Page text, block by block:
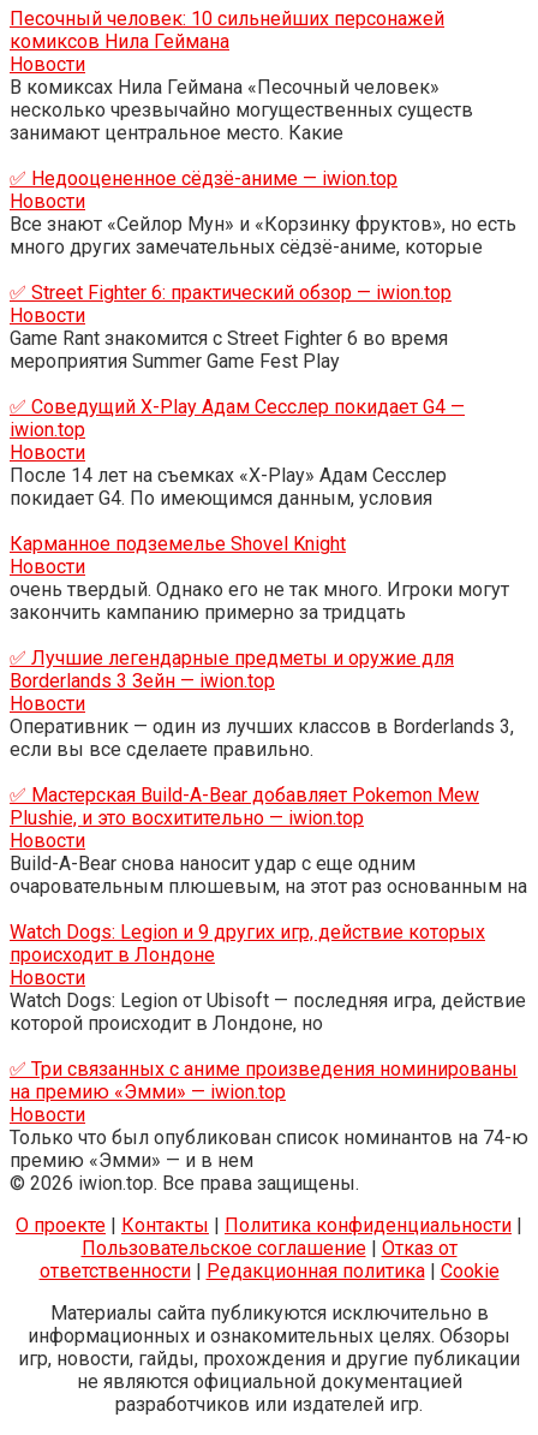
Песочный человек: 10 сильнейших персонажей
комиксов Нила Геймана
Новости
В комиксах Нила Геймана «Песочный человек»
несколько чрезвычайно могущественных существ
занимают центральное место. Какие
✅ Недооцененное сёдзё-аниме — iwion.top
Новости
Все знают «Сейлор Мун» и «Корзинку фруктов», но есть
много других замечательных сёдзё-аниме, которые
✅ Street Fighter 6: практический обзор — iwion.top
Новости
Game Rant знакомится с Street Fighter 6 во время
мероприятия Summer Game Fest Play
✅ Соведущий X-Play Адам Сесслер покидает G4 —
iwion.top
Новости
После 14 лет на съемках «X-Play» Адам Сесслер
покидает G4. По имеющимся данным, условия
Карманное подземелье Shovel Knight
Новости
очень твердый. Однако его не так много. Игроки могут
закончить кампанию примерно за тридцать
✅ Лучшие легендарные предметы и оружие для
Borderlands 3 Зейн — iwion.top
Новости
Оперативник — один из лучших классов в Borderlands 3,
если вы все сделаете правильно.
✅ Мастерская Build-A-Bear добавляет Pokemon Mew
Plushie, и это восхитительно — iwion.top
Новости
Build-A-Bear снова наносит удар с еще одним
очаровательным плюшевым, на этот раз основанным на
Watch Dogs: Legion и 9 других игр, действие которых
происходит в Лондоне
Новости
Watch Dogs: Legion от Ubisoft — последняя игра, действие
которой происходит в Лондоне, но
✅ Три связанных с аниме произведения номинированы
на премию «Эмми» — iwion.top
Новости
Только что был опубликован список номинантов на 74-ю
премию «Эмми» — и в нем
© 2026 iwion.top. Все права защищены.
О проекте | Контакты | Политика конфиденциальности |
Пользовательское соглашение| Отказ от
ответственности| Редакционная политика| Cookie
Материалы сайта публикуются исключительно в
информационных и ознакомительных целях. Обзоры
игр, новости, гайды, прохождения и другие публикации
не являются официальной документацией
разработчиков или издателей игр.